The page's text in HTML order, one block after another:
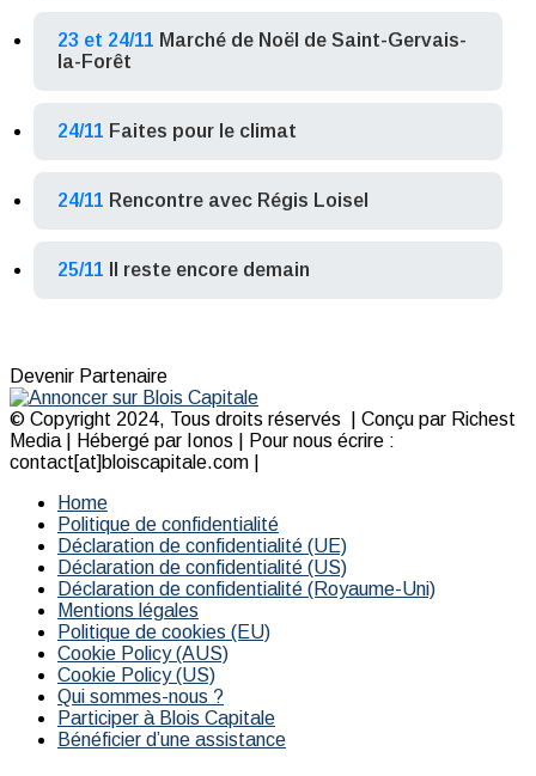
23 et 24/11 Marché de Noël de Saint-Gervais-
la-Forêt
24/11 Faites pour le climat
24/11 Rencontre avec Régis Loisel
25/11 Il reste encore demain
Devenir Partenaire
© Copyright 2024, Tous droits réservés | Conçu par Richest
Media | Hébergé par Ionos | Pour nous écrire :
contact[at]bloiscapitale.com |
Home
Politique de confidentialité
Déclaration de confidentialité (UE)
Déclaration de confidentialité (US)
Déclaration de confidentialité (Royaume-Uni)
Mentions légales
Politique de cookies (EU)
Cookie Policy (AUS)
Cookie Policy (US)
Qui sommes-nous ?
Participer à Blois Capitale
Bénéficier d’une assistance